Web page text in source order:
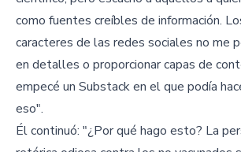
como fuentes creíbles de información.
caracteres de las redes sociales no me
en detalles o proporcionar capas de
empecé un Substack en el que podía
eso".
Él continuó: "¿Por qué hago esto? La